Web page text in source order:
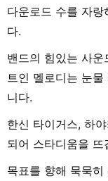
다운로드 수를 자
다.
밴드의 힘있는 사
트인 멜로디는 눈
니다.
한신 타이거스, 하
되어 스타디움을 뜨
목표를 향해 묵묵